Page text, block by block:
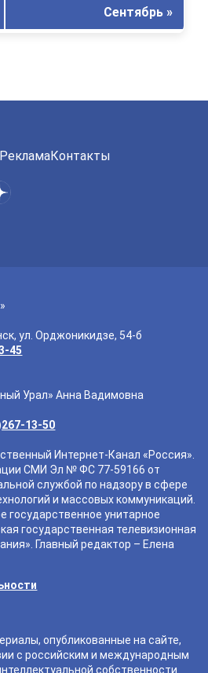
Сентябрь »
РекламаКонтакты
ул. Орджоникидзе, 54-б
45
Урал» Анна Вадимовна
13-50
Интернет-Канал «Россия».
СМИ Эл № ФС 77-59166 от
службой по надзору в сфере
и массовых коммуникаций.
государственное унитарное
государственная телевизионная
Главный редактор – Елена
опубликованные на сайте,
с российским и международным
собственности.